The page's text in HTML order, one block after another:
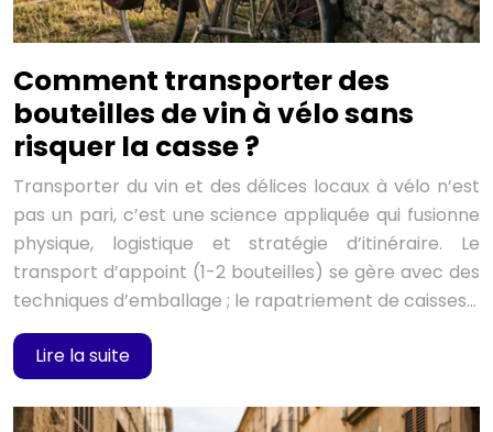
Comment transporter des
bouteilles de vin à vélo sans
risquer la casse ?
Transporter du vin et des délices locaux à vélo n’est
pas un pari, c’est une science appliquée qui fusionne
physique, logistique et stratégie d’itinéraire. Le
transport d’appoint (1-2 bouteilles) se gère avec des
techniques d’emballage ; le rapatriement de caisses…
Lire la suite